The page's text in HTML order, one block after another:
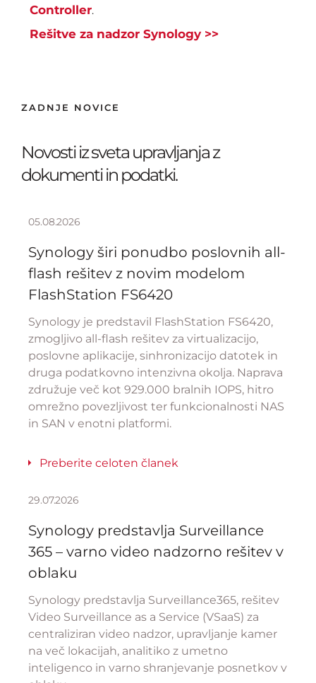
Controller.
Rešitve za nadzor Synology >>
ZADNJE NOVICE
Novosti iz sveta upravljanja z
dokumenti in podatki.
05.08.2026
Synology širi ponudbo poslovnih all-
flash rešitev z novim modelom
FlashStation FS6420
Synology je predstavil FlashStation FS6420,
zmogljivo all-flash rešitev za virtualizacijo,
poslovne aplikacije, sinhronizacijo datotek in
druga podatkovno intenzivna okolja. Naprava
združuje več kot 929.000 bralnih IOPS, hitro
omrežno povezljivost ter funkcionalnosti NAS
in SAN v enotni platformi.
Preberite celoten članek
29.07.2026
Synology predstavlja Surveillance
365 – varno video nadzorno rešitev v
oblaku
Synology predstavlja Surveillance365, rešitev
Video Surveillance as a Service (VSaaS) za
centraliziran video nadzor, upravljanje kamer
na več lokacijah, analitiko z umetno
inteligenco in varno shranjevanje posnetkov v